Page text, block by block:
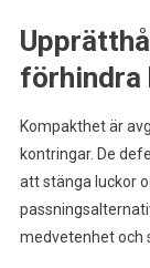
förhindra
Kompakthet är
kontringar. De
att stänga luckor
medvetenhet och